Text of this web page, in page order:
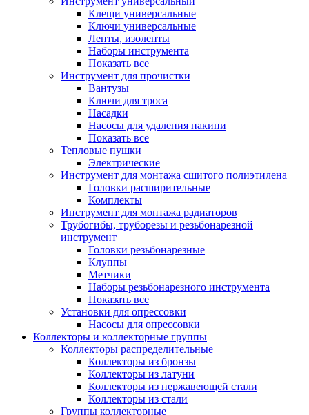
Клещи универсальные
Ключи универсальные
Ленты, изоленты
Наборы инструмента
Показать все
Инструмент для прочистки
Вантузы
Ключи для троса
Насадки
Насосы для удаления накипи
Показать все
Тепловые пушки
Электрические
Инструмент для монтажа сшитого полиэтилена
Головки расширительные
Комплекты
Инструмент для монтажа радиаторов
Трубогибы, труборезы и резьбонарезной
инструмент
Головки резьбонарезные
Клуппы
Метчики
Наборы резьбонарезного инструмента
Показать все
Установки для опрессовки
Насосы для опрессовки
Коллекторы и коллекторные группы
Коллекторы распределительные
Коллекторы из бронзы
Коллекторы из латуни
Коллекторы из нержавеющей стали
Коллекторы из стали
Группы коллекторные